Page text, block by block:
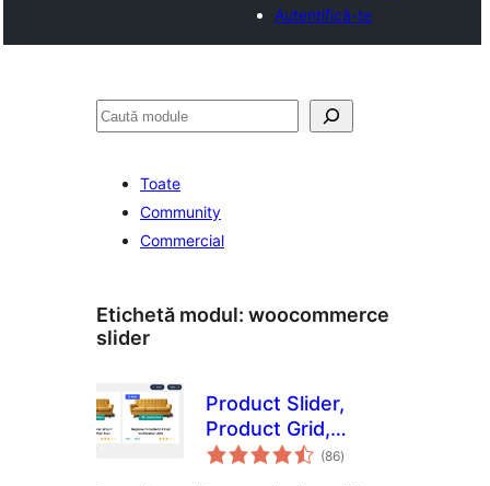
Autentifică-te
Caută
Toate
Community
Commercial
Etichetă modul: woocommerce
slider
Product Slider,
Product Grid,
Product Masonry
(86total
aprecieri
)